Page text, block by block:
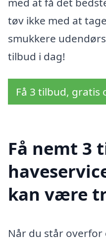
tøv ikke med at
smukkere
tilbud i dag!
Få 3 tilbud,
Få nemt 3
kan være
Når du står